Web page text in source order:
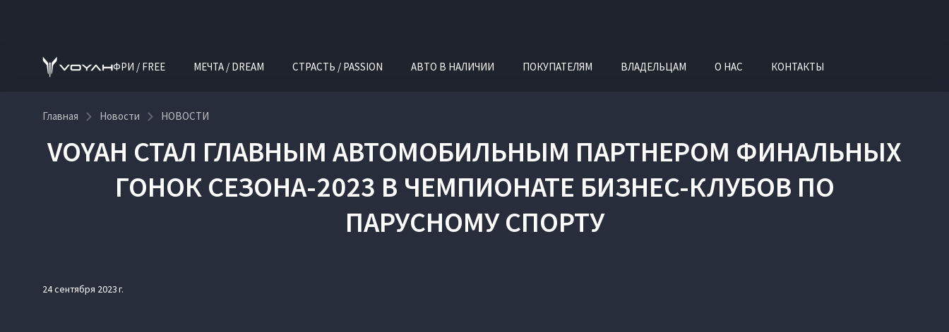
ФРИ / FREE МЕЧТА / DREAM СТРАСТЬ / PASSION АВТО В НАЛИЧИИ ПОКУПАТЕЛЯМ ВЛАДЕЛЬЦАМ О НАС КОНТАКТЫ
Главная Новости НОВОСТИ
VOYAH СТАЛ ГЛАВНЫМ АВТОМОБИЛЬНЫМ ПАРТНЕРОМ ФИНАЛЬНЫХ
ГОНОК СЕЗОНА-2023 В ЧЕМПИОНАТЕ БИЗНЕС-КЛУБОВ ПО
ПАРУСНОМУ СПОРТУ
24 сентября 2023 г.